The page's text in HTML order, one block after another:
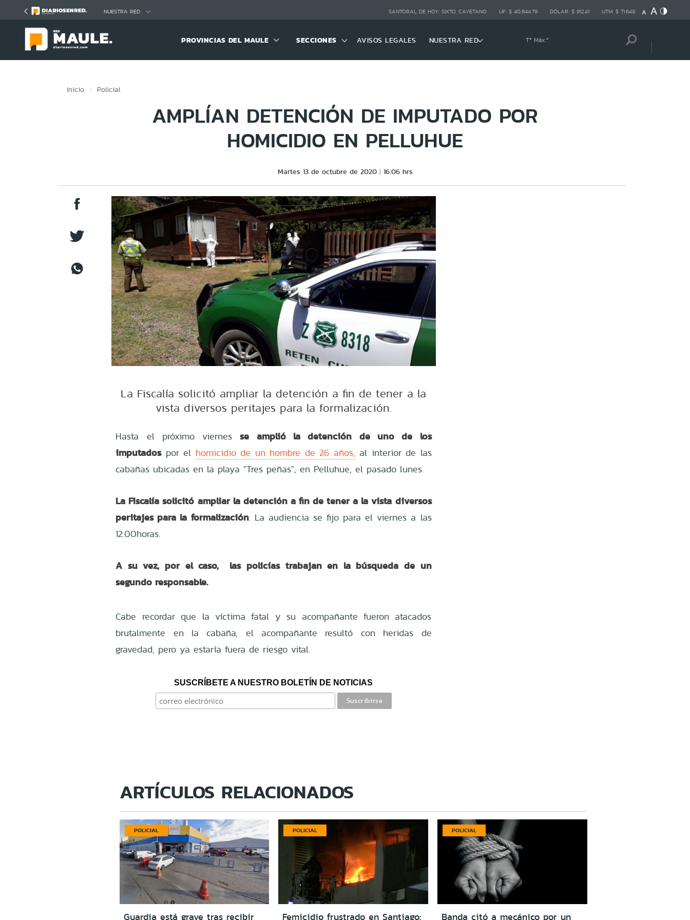
NUESTRA RED SANTORAL DE HOY: SIXTO, CAYETANO UF: $ 40.844,79 DÓLAR: $ 912,41 UTM: $ 71.649
PROVINCIAS DEL MAULE SECCIONES AVISOS LEGALES NUESTRA RED Tª Máx:º
Inicio Policial
AMPLÍAN DETENCIÓN DE IMPUTADO POR
HOMICIDIO EN PELLUHUE
Martes 13 de octubre de 2020 16:06 hrs
La Fiscalía solicitó ampliar la detención a fin de tener a la
vista diversos peritajes para la formalización.
Hasta el próximo viernesse amplió la detención de uno de los
imputadospor el homicidio de un hombre de 26 años, al interior de las
cabañas ubicadas en la playa "Tres peñas", en Pelluhue, el pasado lunes.
La Fiscalía solicitó ampliar la detención a fin de tener a la vista diversos
peritajes para la formalización. La audiencia se fijo para el viernes a las
12.00horas.
A su vez, por el caso, las policías trabajan en la búsqueda de un
segundo responsable.
Cabe recordar que la víctima fatal y su acompañante fueron atacados
brutalmente en la cabaña, el acompañante resultó con heridas de
gravedad, pero ya estaría fuera de riesgo vital.
SUSCRÍBETE A NUESTRO BOLETÍN DE NOTICIAS
ARTÍCULOS RELACIONADOS
POLICIAL
Guardia está grave tras recibir
POLICIAL
Femicidio frustrado en Santiago:
POLICIAL
Banda citó a mecánico por un